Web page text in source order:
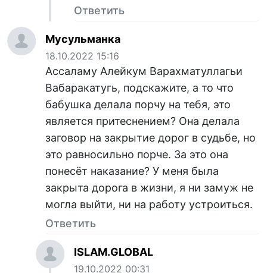
Ответить
Мусульманка
18.10.2022 15:16
Ассаламу Алейкум Варахматуллагьи
Вабаракатугь, подскажите, а то что
бабушка делала порчу на тебя, это
является притеснением? Она делала
заговор на закрытие дорог в судьбе, но
это равносильно порче. За это она
понесёт наказание? У меня была
закрыта дорога в жизни, я ни замуж не
могла выйти, ни на работу устроиться.
Ответить
ISLAM.GLOBAL
19.10.2022 00:31